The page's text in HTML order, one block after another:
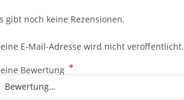
gibt noch keine Rezensionen.
E-Mail-Adresse wird nicht veröffentlicht.
Bewertung *